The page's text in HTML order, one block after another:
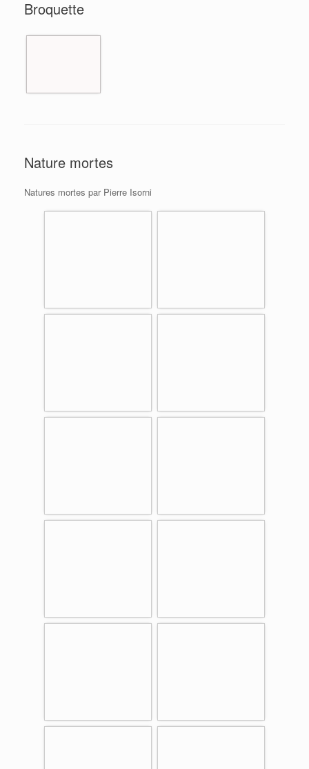
Broquette
Nature mortes
Natures mortes par Pierre Isorni